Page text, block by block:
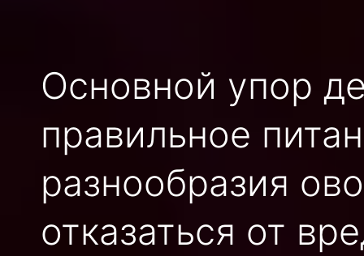
Основной упор
правильное
разнообразия
отказаться от